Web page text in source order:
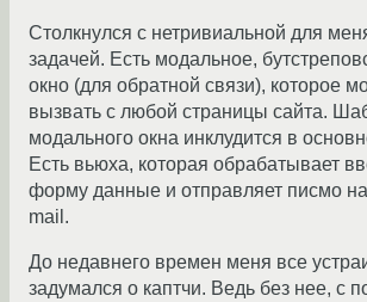
Столкнулся с нетривиальной для
задачей. Есть модальное,
окно (для обратной связи), которое
вызвать с любой страницы сайта.
модального окна инклудится в
Есть вьюха, которая обрабатывает
форму данные и отправляет писмо
mail.
До недавнего времен меня все
задумался о каптчи. Ведь без нее, с